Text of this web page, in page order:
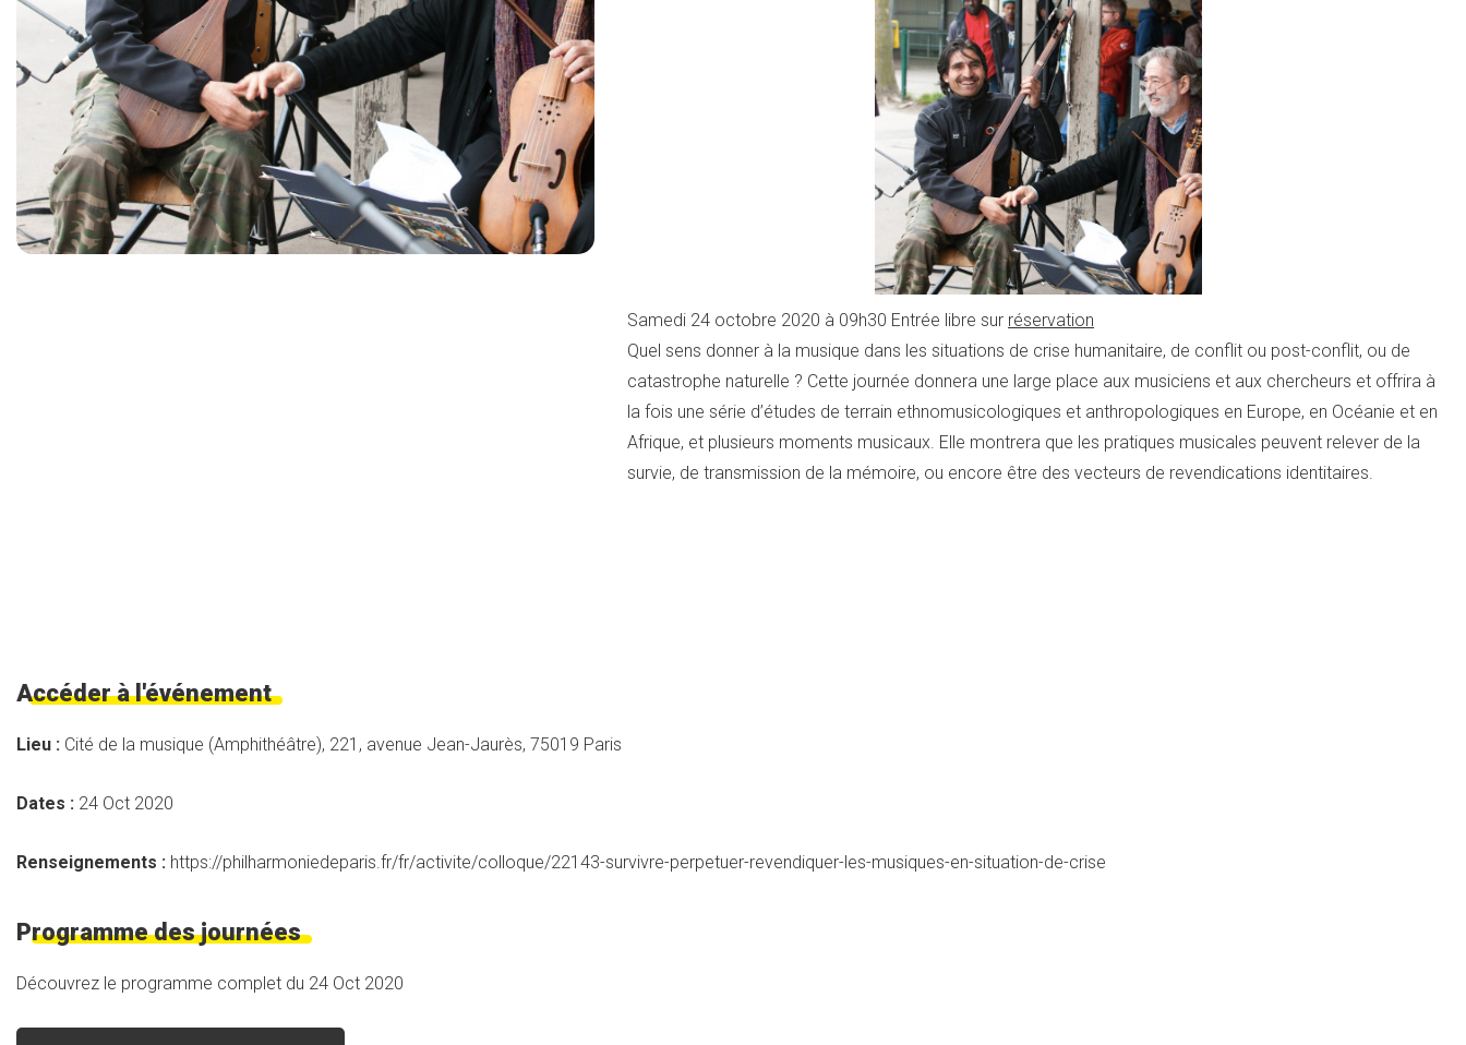
Samedi 24 octobre 2020 à 09h30 Entrée libre sur réservation
Quel sens donner à la musique dans les situations de crise humanitaire, de conflit ou post-conflit, ou de
catastrophe naturelle ? Cette journée donnera une large place aux musiciens et aux chercheurs et offrira à
la fois une série d’études de terrain ethnomusicologiques et anthropologiques en Europe, en Océanie et en
Afrique, et plusieurs moments musicaux. Elle montrera que les pratiques musicales peuvent relever de la
survie, de transmission de la mémoire, ou encore être des vecteurs de revendications identitaires.
Accéder à l'événement
Lieu : Cité de la musique (Amphithéâtre), 221, avenue Jean-Jaurès, 75019 Paris
Dates : 24 Oct 2020
Renseignements : https://philharmoniedeparis.fr/fr/activite/colloque/22143-survivre-perpetuer-revendiquer-les-musiques-en-situation-de-crise
Programme des journées
Découvrez le programme complet du 24 Oct 2020